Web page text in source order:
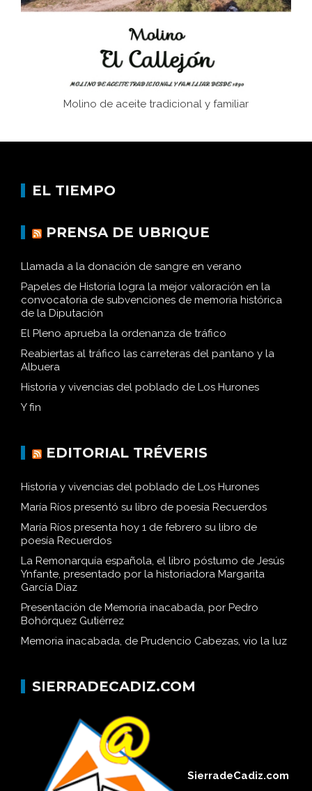
Historia y vivencias del poblado de Los Hurones
Molino de aceite tradicional y familiar
EL TIEMPO
PRENSA DE UBRIQUE
Llamada a la donación de sangre en verano
Papeles de Historia logra la mejor valoración en la
convocatoria de subvenciones de memoria histórica
de la Diputación
El Pleno aprueba la ordenanza de tráfico
Reabiertas al tráfico las carreteras del pantano y la
Albuera
Historia y vivencias del poblado de Los Hurones
Y fin
EDITORIAL TRÉVERIS
Historia y vivencias del poblado de Los Hurones
María Ríos presentó su libro de poesía Recuerdos
María Ríos presenta hoy 1 de febrero su libro de
poesía Recuerdos
La Remonarquía española, el libro póstumo de Jesús
Ynfante, presentado por la historiadora Margarita
García Díaz
Presentación de Memoria inacabada, por Pedro
Bohórquez Gutiérrez
Memoria inacabada, de Prudencio Cabezas, vio la luz
SIERRADECADIZ.COM
SierradeCadiz.com